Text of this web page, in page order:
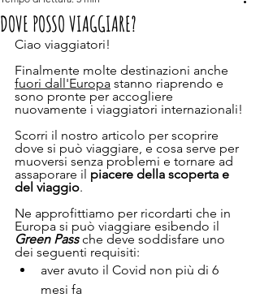
DOVE POSSO VIAGGIARE?
Ciao viaggiatori!
Finalmente molte destinazioni anche
fuori dall'Europa stanno riaprendo e
sono pronte per accogliere
nuovamente i viaggiatori internazionali!
Scorri il nostro articolo per scoprire
dove si può viaggiare, e cosa serve per
muoversi senza problemi e tornare ad
assaporare il piacere della scoperta e
del viaggio.
Ne approfittiamo per ricordarti che in
Europa si può viaggiare esibendo il
Green Pass che deve soddisfare uno
dei seguenti requisiti:
aver avuto il Covid non più di 6
mesi fa